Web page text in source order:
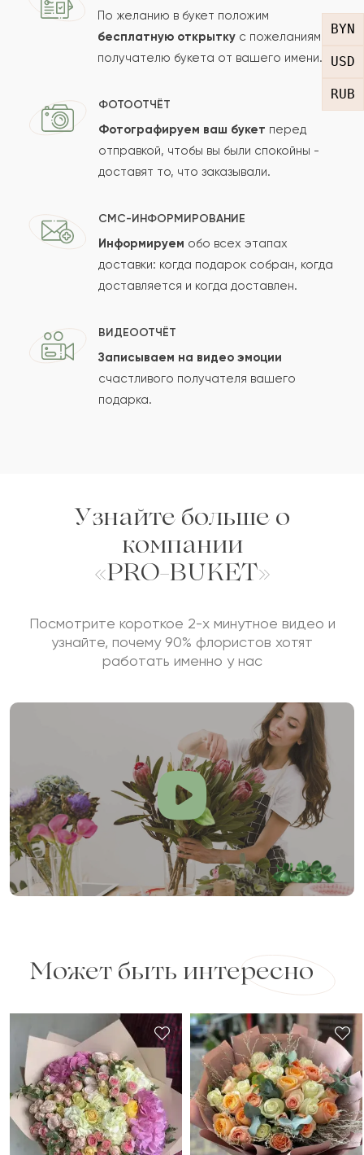
BYN
USD
RUB
Отзыв
Сколько будет
Отзыв будет опубликован после проверки.
Проверяем на спам.
По желанию в букет положим
бесплатную открытку с пожеланиями
получателю букета от вашего имени.
ФОТООТЧЁТ
Фотографируем ваш букет перед
отправкой, чтобы вы были спокойны -
доставят то, что заказывали.
СМС-ИНФОРМИРОВАНИЕ
Информируем обо всех этапах
доставки: когда подарок собран, когда
доставляется и когда доставлен.
ВИДЕООТЧЁТ
Записываем на видео эмоции
счастливого получателя вашего
подарка.
Узнайте больше о
компании
«PRO-BUKET»
Посмотрите короткое 2-х минутное видео и
узнайте, почему 90% флористов хотят
работать именно у нас
Может быть интересно